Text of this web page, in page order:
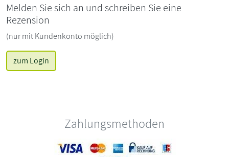
Melden Sie sich an und schreiben Sie eine
Rezension
(nur mit Kundenkonto möglich)
zum Login
Zahlungsmethoden